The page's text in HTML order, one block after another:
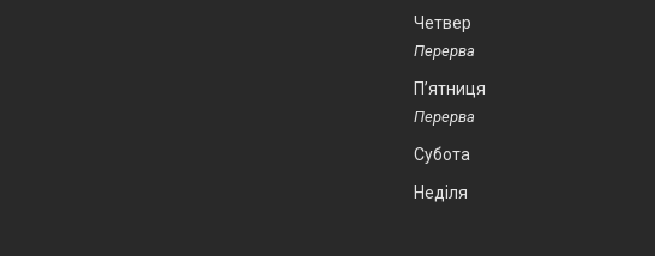
Четвер
Пʼятниця
Субота
Неділя